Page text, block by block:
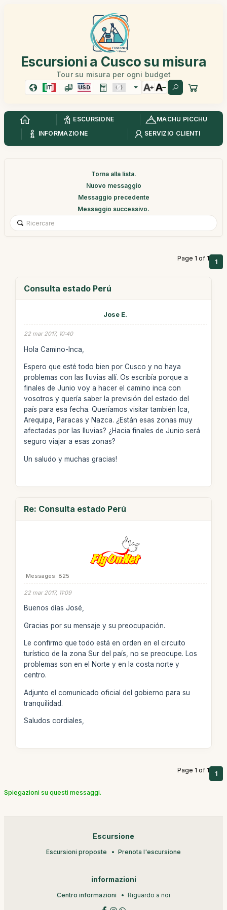
Escursioni a Cusco su misura
Tour su misura per ogni budget
IT USD
ESCURSIONE
MACHU PICCHU
INFORMAZIONE
SERVIZIO CLIENTI
Torna alla lista.
Nuovo messaggio
Messaggio precedente
Messaggio successivo.
Page 1 of 1 1
Consulta estado Perú
Jose E.
22 mar 2017, 10:40
Hola Camino-Inca,
Espero que esté todo bien por Cusco y no haya
problemas con las lluvias allí. Os escribía porque a
finales de Junio voy a hacer el camino inca con
vosotros y quería saber la previsión del estado del
país para esa fecha. Queríamos visitar también Ica,
Arequipa, Paracas y Nazca. ¿Están esas zonas muy
afectadas por las lluvias? ¿Hacia finales de Junio será
seguro viajar a esas zonas?
Un saludo y muchas gracias!
Re: Consulta estado Perú
Messages: 825
22 mar 2017, 11:09
Buenos días José,
Gracias por su mensaje y su preocupación.
Le confirmo que todo está en orden en el circuito
turístico de la zona Sur del país, no se preocupe. Los
problemas son en el Norte y en la costa norte y
centro.
Adjunto el comunicado oficial del gobierno para su
tranquilidad.
Saludos cordiales,
Page 1 of 1 1
Spiegazioni su questi messaggi.
Escursione
Escursioni proposte Prenota l'escursione
informazioni
Centro informazioni Riguardo a noi